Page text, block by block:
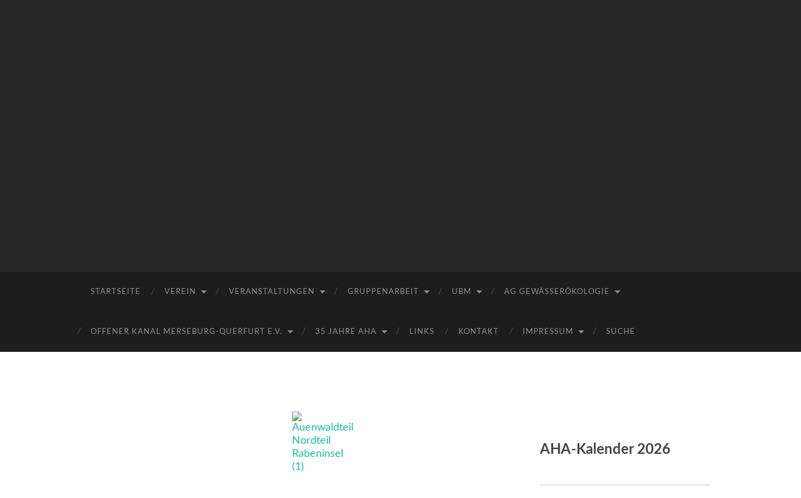
e.V.
STARTSEITE VEREIN VERANSTALTUNGEN GRUPPENARBEIT UBM AG GEWÄSSERÖKOLOGIE
OFFENER KANAL MERSEBURG-QUERFURT E.V. 35 JAHRE AHA LINKS KONTAKT IMPRESSUM SUCHE
AHA-Kalender 2026